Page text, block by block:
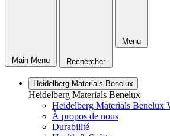
Main Menu Rechercher
Menu
Heidelberg Materials Benelux
Heidelberg Materials Benelux
Heidelberg Materials Benelux
À propos de nous
Durabilité